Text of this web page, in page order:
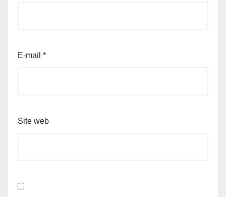
E-mail *
Site web